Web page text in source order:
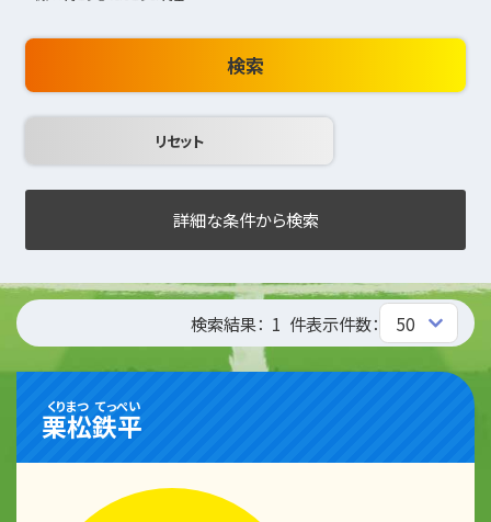
検索
詳細な条件から検索
検索結果： 1 件表示件数：
栗松
くりまつ
鉄平
てっぺい